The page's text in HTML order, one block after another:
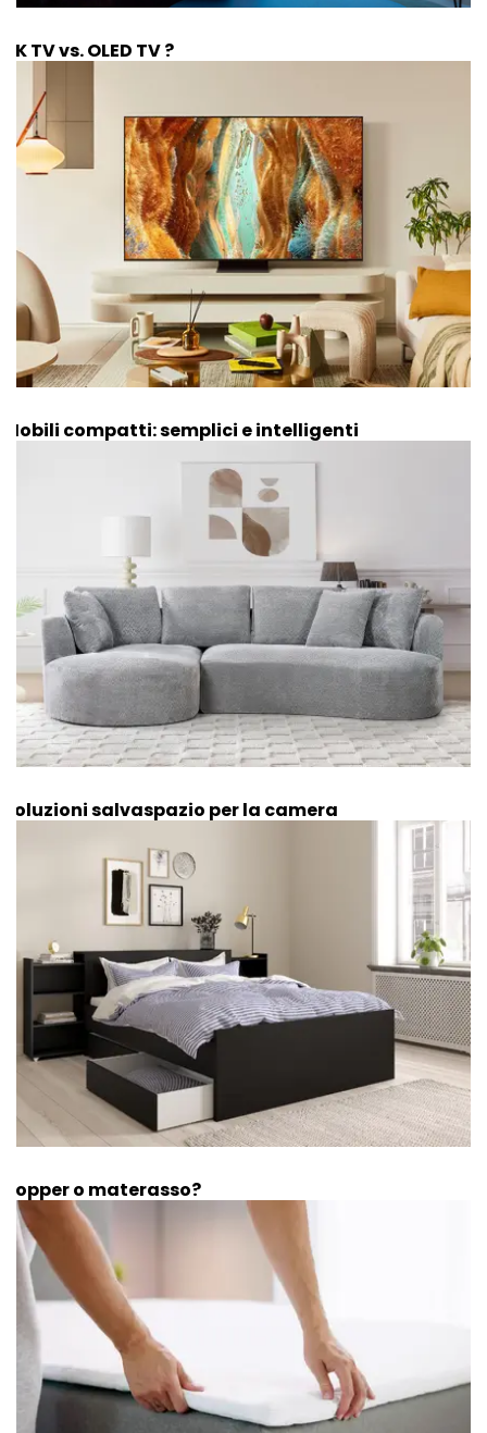
4K TV vs. OLED TV ?
Mobili compatti: semplici e intelligenti
Soluzioni salvaspazio per la camera
Topper o materasso?